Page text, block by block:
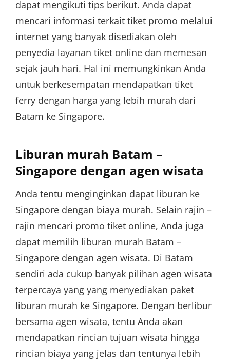
dapat mengikuti tips berikut. Anda dapat
mencari informasi terkait tiket promo melalui
internet yang banyak disediakan oleh
penyedia layanan tiket online dan memesan
sejak jauh hari. Hal ini memungkinkan Anda
untuk berkesempatan mendapatkan tiket
ferry dengan harga yang lebih murah dari
Batam ke Singapore.
Liburan murah Batam –
Singapore dengan agen wisata
Anda tentu menginginkan dapat liburan ke
Singapore dengan biaya murah. Selain rajin –
rajin mencari promo tiket online, Anda juga
dapat memilih liburan murah Batam –
Singapore dengan agen wisata. Di Batam
sendiri ada cukup banyak pilihan agen wisata
terpercaya yang yang menyediakan paket
liburan murah ke Singapore. Dengan berlibur
bersama agen wisata, tentu Anda akan
mendapatkan rincian tujuan wisata hingga
rincian biaya yang jelas dan tentunya lebih